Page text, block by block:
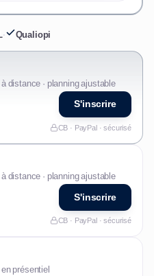
· Qualiopi
distance · planning ajustable
S'inscrire
CB · PayPal · sécurisé
distance · planning ajustable
S'inscrire
CB · PayPal · sécurisé
présentiel